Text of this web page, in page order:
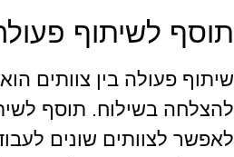
תוסף לשיתוף
שיתוף פעולה בין צוותים
להצלחה בשילוח. תוסף
לאפשר לצוותים שונים